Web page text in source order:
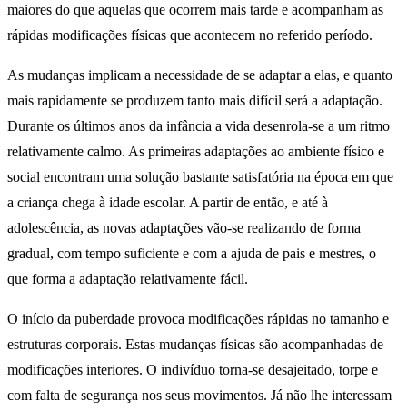
maiores do que aquelas que ocorrem mais tarde e acompanham as
rápidas modificações físicas que acontecem no referido período.
As mudanças implicam a necessidade de se adaptar a elas, e quanto
mais rapidamente se produzem tanto mais difícil será a adaptação.
Durante os últimos anos da infância a vida desenrola-se a um ritmo
relativamente calmo. As primeiras adaptações ao ambiente físico e
social encontram uma solução bastante satisfatória na época em que
a criança chega à idade escolar. A partir de então, e até à
adolescência, as novas adaptações vão-se realizando de forma
gradual, com tempo suficiente e com a ajuda de pais e mestres, o
que forma a adaptação relativamente fácil.
O início da puberdade provoca modificações rápidas no tamanho e
estruturas corporais. Estas mudanças físicas são acompanhadas de
modificações interiores. O indivíduo torna-se desajeitado, torpe e
com falta de segurança nos seus movimentos. Já não lhe interessam